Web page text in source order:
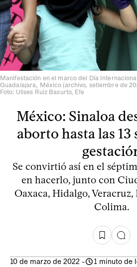
Manifestación en el marco del Día
Guadalajara, México (archivo, setiembre de
Foto: Ulises Ruiz Basurto, Efe
México: Sinaloa
aborto hasta las 13
Se convirtió así en el
en hacerlo, junto con
Oaxaca, Hidalgo,
Colima.
10 de marzo de 2022 - 1 minuto de